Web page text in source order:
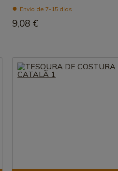
Envio de 7-15 dias
9,08 €